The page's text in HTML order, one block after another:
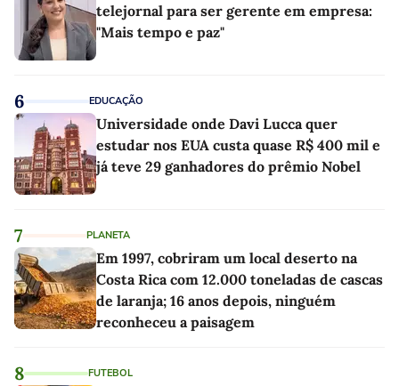
telejornal para ser gerente em empresa:
"Mais tempo e paz"
6 EDUCAÇÃO
Universidade onde Davi Lucca quer
estudar nos EUA custa quase R$ 400 mil e
já teve 29 ganhadores do prêmio Nobel
7 PLANETA
Em 1997, cobriram um local deserto na
Costa Rica com 12.000 toneladas de cascas
de laranja; 16 anos depois, ninguém
reconheceu a paisagem
8 FUTEBOL